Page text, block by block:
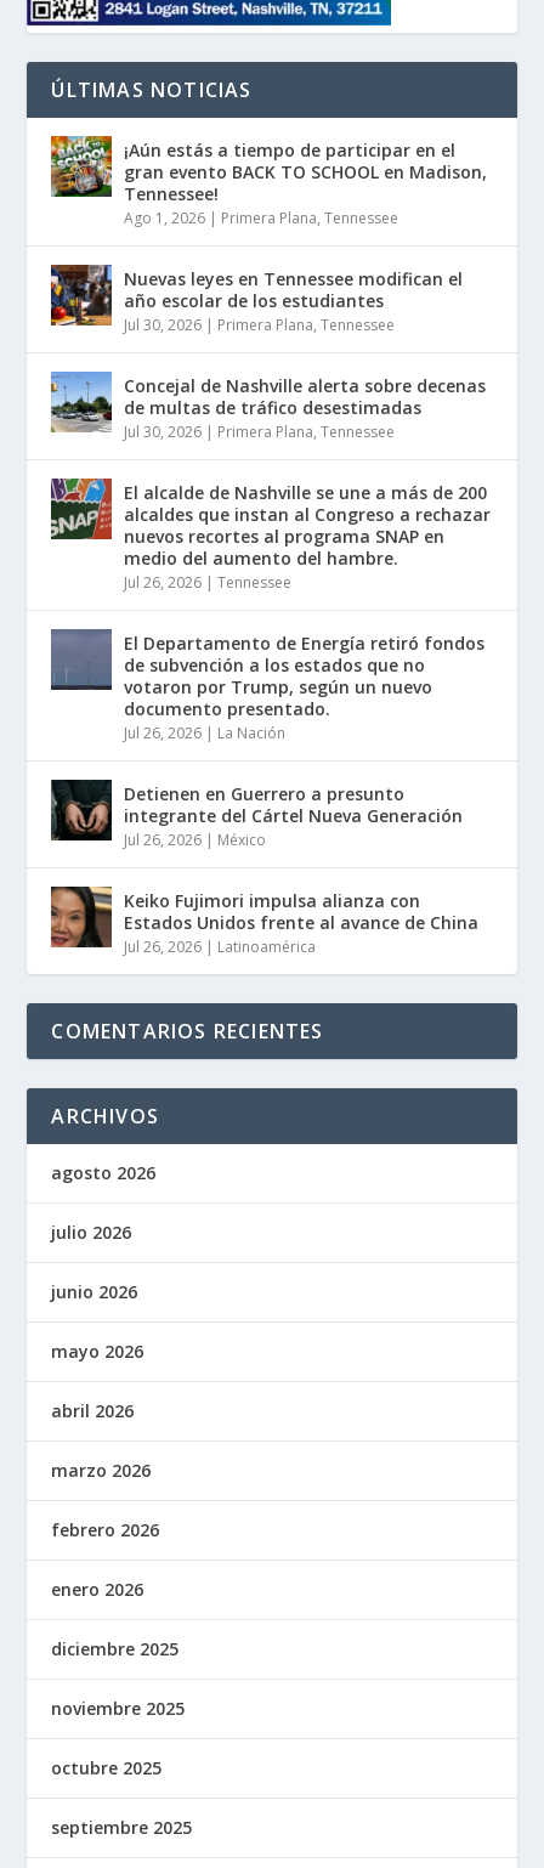
ÚLTIMAS NOTICIAS
¡Aún estás a tiempo de participar en el
gran evento BACK TO SCHOOL en Madison,
Tennessee!
Ago 1, 2026 | Primera Plana,Tennessee
Nuevas leyes en Tennessee modifican el
año escolar de los estudiantes
Jul 30, 2026 | Primera Plana,Tennessee
Concejal de Nashville alerta sobre decenas
de multas de tráfico desestimadas
Jul 30, 2026 | Primera Plana,Tennessee
El alcalde de Nashville se une a más de 200
alcaldes que instan al Congreso a rechazar
nuevos recortes al programa SNAP en
medio del aumento del hambre.
Jul 26, 2026 |Tennessee
El Departamento de Energía retiró fondos
de subvención a los estados que no
votaron por Trump, según un nuevo
documento presentado.
Jul 26, 2026 | La Nación
Detienen en Guerrero a presunto
integrante del Cártel Nueva Generación
Jul 26, 2026 | México
Keiko Fujimori impulsa alianza con
Estados Unidos frente al avance de China
Jul 26, 2026 | Latinoamérica
COMENTARIOS RECIENTES
ARCHIVOS
agosto 2026
julio 2026
junio 2026
mayo 2026
abril 2026
marzo 2026
febrero 2026
enero 2026
diciembre 2025
noviembre 2025
octubre 2025
septiembre 2025